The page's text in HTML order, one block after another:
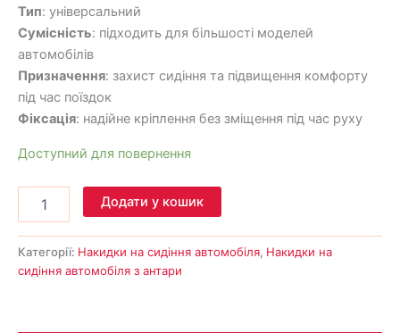
Тип: універсальний
Сумісність: підходить для більшості моделей
автомобілів
Призначення: захист сидіння та підвищення комфорту
під час поїздок
Фіксація: надійне кріплення без зміщення під час руху
Доступний для повернення
Додати у кошик
Категорії: Накидки на сидіння автомобіля, Накидки на
сидіння автомобіля з антари